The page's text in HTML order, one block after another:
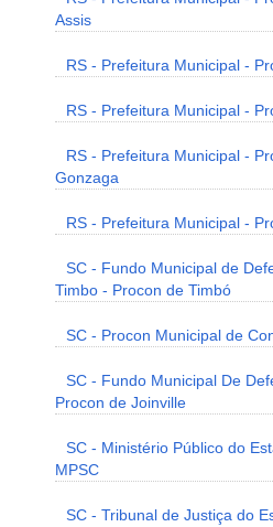
Assis
RS - Prefeitura Municipal -
RS - Prefeitura Municipal -
RS - Prefeitura Municipal -
Gonzaga
RS - Prefeitura Municipal -
SC - Fundo Municipal de
Timbo - Procon de Timbó
SC - Procon Municipal de
SC - Fundo Municipal De
Procon de Joinville
SC - Ministério Público do
MPSC
SC - Tribunal de Justiça do